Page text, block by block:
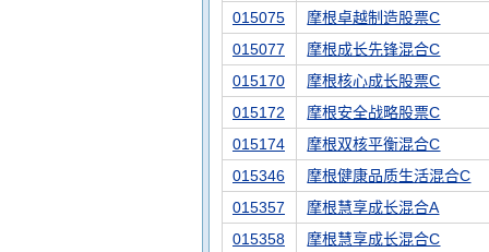
015075
摩根卓越制造股票C
015077
摩根成长先锋混合C
015170
摩根核心成长股票C
015172
摩根安全战略股票C
015174
摩根双核平衡混合C
015346
摩根健康品质生活混合C
015357
摩根慧享成长混合A
015358
摩根慧享成长混合C